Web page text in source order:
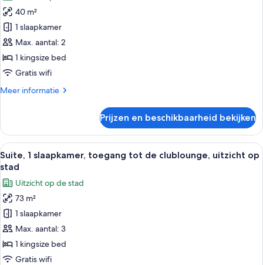
de
clublounge,
uitzicht
op
kamer,
kingsize
bed,
toegang
de
op
stad
laden
40 m²
1 slaapkamer
Max. aantal: 2
1 kingsize bed
Gratis wifi
Meer informatie
Meer
kamer,
kingsize
bed,
tot
de
clublounge,
uitzicht
op
Prijzen en beschikbaarheid bekijken
Alle
foto's
voor
Suite,
1
slaapkamer,
toegang
tot
de
Een modern buffet met een glazen
8
Suite, 1 slaapkamer, toegang tot de clublounge, uitzicht op
stad
Uitzicht op de stad
73 m²
1 slaapkamer
Max. aantal: 3
1 kingsize bed
Gratis wifi